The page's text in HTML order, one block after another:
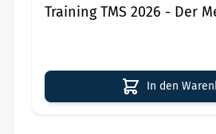
Training TMS 2026 - Der
In den